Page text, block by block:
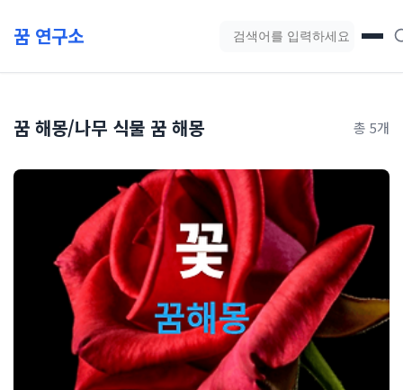
꿈 연구소 블로그 검색
꿈 해몽/나무 식물 꿈 해몽 총 5개